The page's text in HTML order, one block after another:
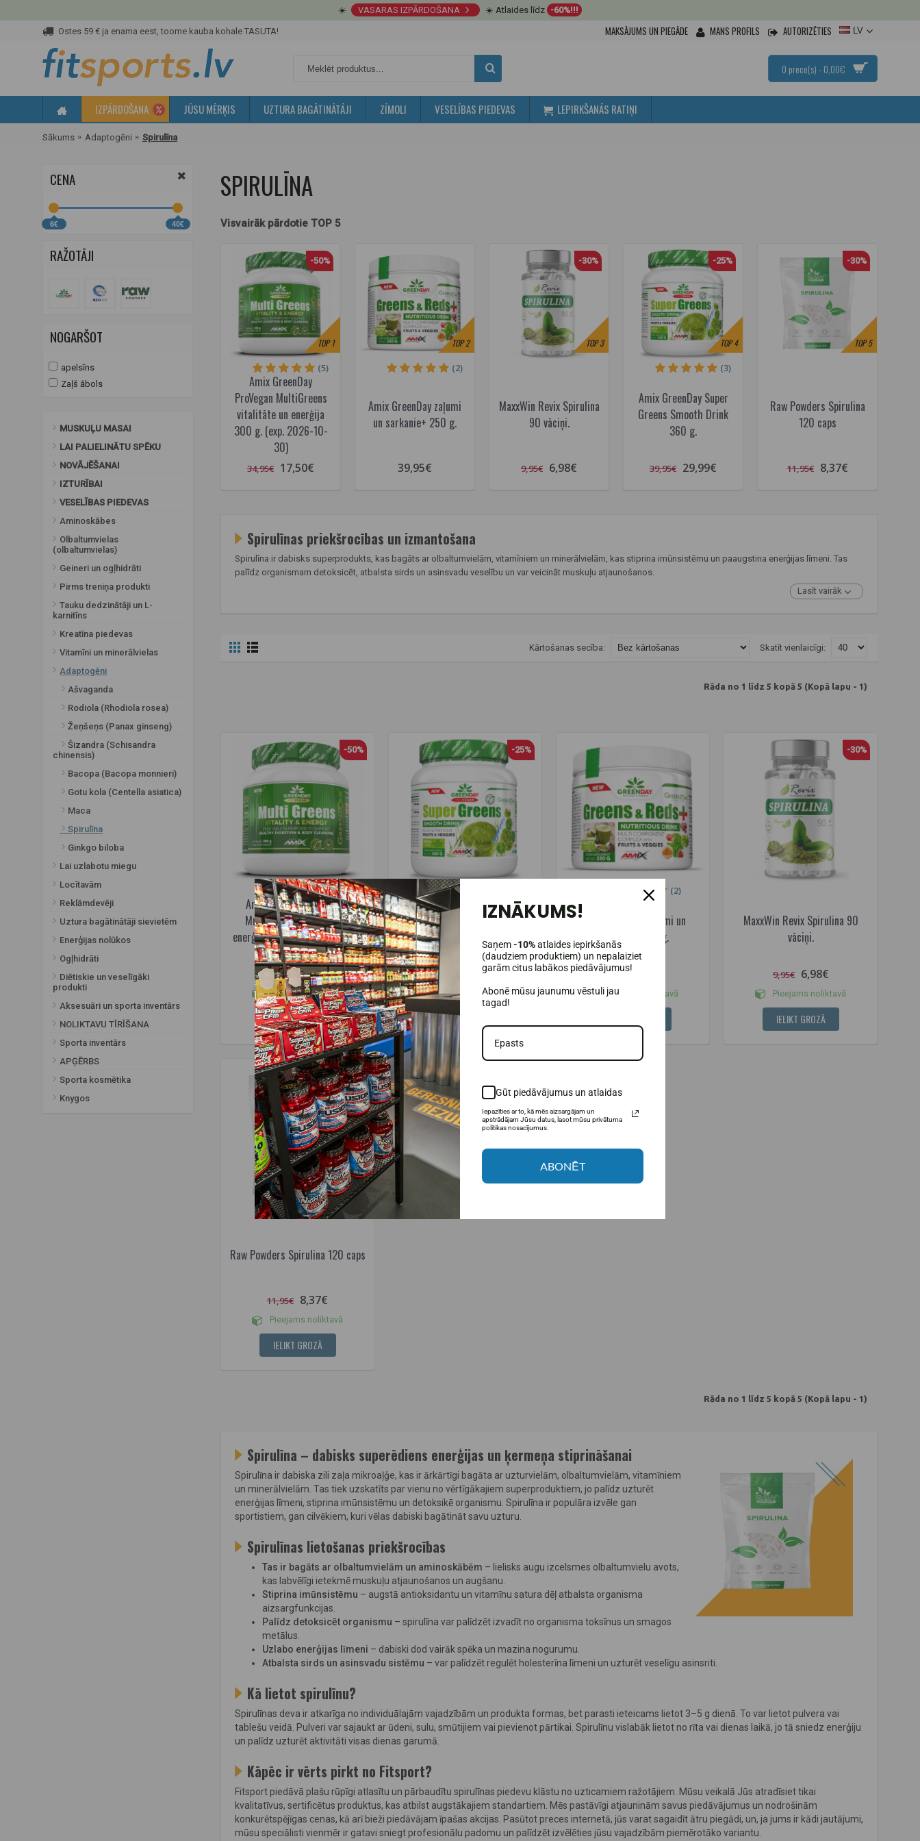
☀️ VASARAS IZPĀRDOŠANA ☀️ Atlaides līdz -60%!!!
Ostes 59 € ja enama eest, toome kauba kohale TASUTA! MAKSĀJUMS UN PIEGĀDE MANS PROFILS AUTORIZĒTIES LV
0 prece(s) - 0,00€
IZPĀRDOŠANA JŪSU MĒRĶIS UZTURA BAGĀTINĀTĀJI ZĪMOLI VESELĪBAS PIEDEVAS LEPIRKŠANĀS RATIŅI
Sākums Adaptogēni Spirulīna
CENA
6€ 40€
RAŽOTĀJI
NOGARŠOT
apelsīns
Zaļš ābols
MUSKUĻU MASAI
LAI PALIELINĀTU SPĒKU
NOVĀJĒŠANAI
IZTURĪBAI
VESELĪBAS PIEDEVAS
Aminoskābes
Olbaltumvielas
(olbaltumvielas)
Geineri un ogļhidrāti
Pirms treniņa produkti
Tauku dedzinātāji un L-
karnitīns
Kreatīna piedevas
Vitamīni un minerālvielas
Adaptogēni
Ašvaganda
Rodiola (Rhodiola rosea)
Žeņšeņs (Panax ginseng)
Šizandra (Schisandra
chinensis)
Bacopa (Bacopa monnieri)
Gotu kola (Centella asiatica)
Maca
Spirulīna
Ginkgo biloba
Lai uzlabotu miegu
Locītavām
Reklāmdevēji
Uztura bagātinātāji sievietēm
Enerģijas nolūkos
Ogļhidrāti
Diētiskie un veselīgāki
produkti
Aksesuāri un sporta inventārs
NOLIKTAVU TĪRĪŠANA
Sporta inventārs
APĢĒRBS
Sporta kosmētika
Knygos
SPIRULĪNA
Visvairāk pārdotie TOP 5
TOP1
-50%
Amix GreenDay
ProVegan MultiGreens
vitalitāte un enerģija
300 g. (exp. 2026-10-
30)
(5)
34,95€ 17,50€
TOP2
Amix GreenDay zaļumi
un sarkanie+ 250 g.
(2)
39,95€
TOP3
-30%
MaxxWin Revix Spirulina
90 vāciņi.
9,95€ 6,98€
TOP4
-25%
Amix GreenDay Super
Greens Smooth Drink
360 g.
(3)
39,95€ 29,99€
TOP5
-30%
Raw Powders Spirulina
120 caps
11,95€ 8,37€
Spirulīnas priekšrocības un izmantošana
Spirulīna ir dabisks superprodukts, kas bagāts ar olbaltumvielām, vitamīniem un minerālvielām, kas stiprina imūnsistēmu un paaugstina enerģijas līmeni. Tas
palīdz organismam detoksicēt, atbalsta sirds un asinsvadu veselību un var veicināt muskuļu atjaunošanos.
Lasīt vairāk
Skatīt vienlaicīgi:
Kārtošanas secība:
Rāda no 1 līdz 5 kopā 5 (Kopā lapu - 1)
-50%
Amix GreenDay ProVegan
MultiGreens vitalitāte un
enerģija 300 g. (exp. 2026-10-
30)
(5)
34,95€ 17,50€
Pieejams noliktavā
IELIKT GROZĀ
-25%
Amix GreenDay Super Greens
Smooth Drink 360 g.
39,95€ 29,99€
Pieejams noliktavā
IELIKT GROZĀ
Amix GreenDay zaļumi un
sarkanie+ 250 g.
(2)
39,95€
Pieejams noliktavā
-30%
MaxxWin Revix Spirulina 90
vāciņi.
9,95€ 6,98€
Pieejams noliktavā
IELIKT GROZĀ
-30%
Raw Powders Spirulina 120 caps
11,95€ 8,37€
Pieejams noliktavā
IELIKT GROZĀ
Rāda no 1 līdz 5 kopā 5 (Kopā lapu - 1)
Spirulīna – dabisks superēdiens enerģijas un ķermeņa stiprināšanai
Spirulīna ir dabiska zili zaļa mikroaļģe, kas ir ārkārtīgi bagāta ar uzturvielām, olbaltumvielām, vitamīniem
un minerālvielām. Tas tiek uzskatīts par vienu no vērtīgākajiem superproduktiem, jo palīdz uzturēt
enerģijas līmeni, stiprina imūnsistēmu un detoksikē organismu. Spirulīna ir populāra izvēle gan
sportistiem, gan cilvēkiem, kuri vēlas dabiski bagātināt savu uzturu.
Spirulīnas lietošanas priekšrocības
Tas ir bagāts ar olbaltumvielām un aminoskābēm – lielisks augu izcelsmes olbaltumvielu avots,
kas labvēlīgi ietekmē muskuļu atjaunošanos un augšanu.
Stiprina imūnsistēmu – augstā antioksidantu un vitamīnu satura dēļ atbalsta organisma
aizsargfunkcijas.
Palīdz detoksicēt organismu – spirulīna var palīdzēt izvadīt no organisma toksīnus un smagos
metālus.
Uzlabo enerģijas līmeni – dabiski dod vairāk spēka un mazina nogurumu.
Atbalsta sirds un asinsvadu sistēmu – var palīdzēt regulēt holesterīna līmeni un uzturēt veselīgu asinsriti.
Kā lietot spirulīnu?
Spirulīnas deva ir atkarīga no individuālajām vajadzībām un produkta formas, bet parasti ieteicams lietot 3–5 g dienā. To var lietot pulvera vai
tablešu veidā. Pulveri var sajaukt ar ūdeni, sulu, smūtijiem vai pievienot pārtikai. Spirulīnu vislabāk lietot no rīta vai dienas laikā, jo tā sniedz enerģiju
un palīdz uzturēt aktivitāti visas dienas garumā.
Kāpēc ir vērts pirkt no Fitsport?
Fitsport piedāvā plašu rūpīgi atlasītu un pārbaudītu spirulīnas piedevu klāstu no uzticamiem ražotājiem. Mūsu veikalā Jūs atradīsiet tikai
kvalitatīvus, sertificētus produktus, kas atbilst augstākajiem standartiem. Mēs pastāvīgi atjauninām savus piedāvājumus un nodrošinām
konkurētspējīgas cenas, kā arī bieži piedāvājam īpašas akcijas. Pasūtot preces internetā, jūs varat sagaidīt ātru piegādi, un, ja jums ir kādi jautājumi,
mūsu speciālisti vienmēr ir gatavi sniegt profesionālu padomu un palīdzēt izvēlēties jūsu vajadzībām piemērotāko variantu.
IZNĀKUMS!
Saņem-10%atlaides iepirkšanās
(daudziem produktiem) un nepalaiziet
garām citus labākos piedāvājumus!
Abonē mūsu jaunumu vēstuli jau
tagad!
Gūt piedāvājumus un atlaidas
Iepazīties ar to, kā mēs aizsargājam un
apstrādājam Jūsu datus, lasot mūsu privātuma
politikas nosacījumus.
ABONĒT